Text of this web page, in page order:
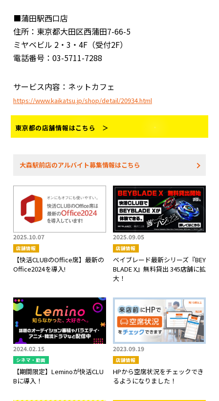
■蒲田駅西口店
住所：東京都大田区西蒲田7-66-5
ミヤベビル 2・3・4F（受付2F）
電話番号：03-5711-7288
サービス内容：ネットカフェ
https://www.kaikatsu.jp/shop/detail/20934.html
東京都の店舗情報はこちら ＞
大森駅前店のアルバイト募集情報はこちら
2025.10.07
店舗情報
【快活CLUBのOffice席】最新の
Office2024を導入!
2025.09.05
店舗情報
ベイブレード最新シリーズ『BEY
BLADE X』無料貸出 345店舗に拡
大！
2024.02.15
シネマ・動画
【期間限定】Leminoが快活CLU
Bに導入！
2023.09.19
店舗情報
HPから空席状況をチェックでき
るようになりました！